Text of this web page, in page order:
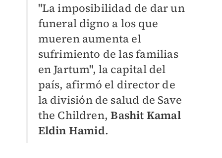
"La imposibilidad de dar un
funeral digno a los que
mueren aumenta el
sufrimiento de las familias
en Jartum", la capital del
país, afirmó el director de
la división de salud de Save
the Children,Bashit Kamal
Eldin Hamid.